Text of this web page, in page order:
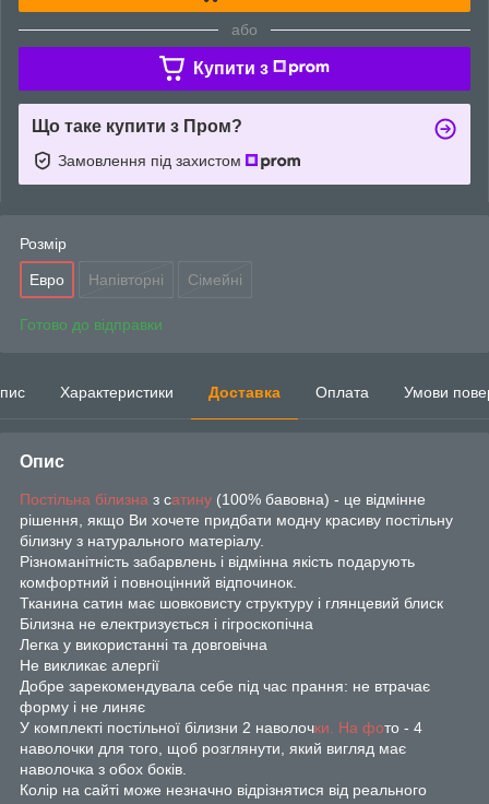
або
Купити з
Що таке купити з Пром?
Замовлення під захистом
Розмір
Евро Напівторні Сімейні
Готово до відправки
Характеристики Доставка Оплата Умови
Опис
Постільна білизна з сатину (100% бавовна) - це відмінне
рішення, якщо Ви хочете придбати модну красиву постільну
білизну з натурального матеріалу.
Різноманітність забарвлень і відмінна якість подарують
комфортний і повноцінний відпочинок.
Тканина сатин має шовковисту структуру і глянцевий блиск
Білизна не електризується і гігроскопічна
Легка у використанні та довговічна
Не викликає алергії
Добре зарекомендувала себе під час прання: не втрачає
форму і не линяє
У комплекті постільної білизни 2 наволочки. На фото - 4
наволочки для того, щоб розглянути, який вигляд має
наволочка з обох боків.
Колір на сайті може незначно відрізнятися від реального